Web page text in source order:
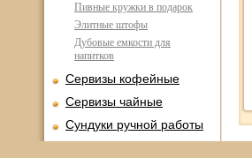
Пивные кружки в подарок
Элитные штофы
Дубовые емкости для
напитков
Сервизы кофейные
Сервизы чайные
Сундуки ручной работы